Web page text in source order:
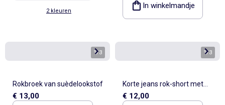
2 kleuren
In winkelmandje
1/3
Rokbroek van suèdelookstof
€ 13,00
1/3
Korte jeans rok-short met
knopen
€ 12,00